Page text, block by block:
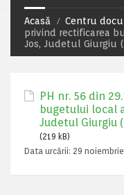
Acasă Centru
privind rectificarea
Jos, Judetul Giurgiu
PH nr. 56 din
bugetului local
Judetul Giurgiu
(219 kB)
Data urcării: 29